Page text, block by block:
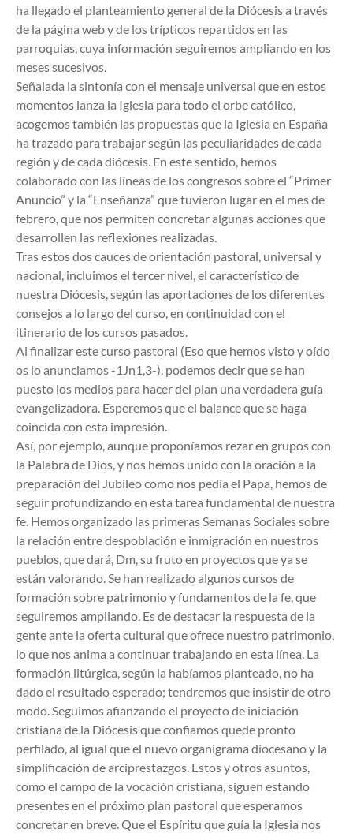
ha llegado el planteamiento general de la Diócesis a través
de la página web y de los trípticos repartidos en las
parroquias, cuya información seguiremos ampliando en los
meses sucesivos.
Señalada la sintonía con el mensaje universal que en estos
momentos lanza la Iglesia para todo el orbe católico,
acogemos también las propuestas que la Iglesia en España
ha trazado para trabajar según las peculiaridades de cada
región y de cada diócesis. En este sentido, hemos
colaborado con las líneas de los congresos sobre el “Primer
Anuncio” y la “Enseñanza” que tuvieron lugar en el mes de
febrero, que nos permiten concretar algunas acciones que
desarrollen las reflexiones realizadas.
Tras estos dos cauces de orientación pastoral, universal y
nacional, incluimos el tercer nivel, el característico de
nuestra Diócesis, según las aportaciones de los diferentes
consejos a lo largo del curso, en continuidad con el
itinerario de los cursos pasados.
Al finalizar este curso pastoral (Eso que hemos visto y oído
os lo anunciamos -1Jn1,3-), podemos decir que se han
puesto los medios para hacer del plan una verdadera guía
evangelizadora. Esperemos que el balance que se haga
coincida con esta impresión.
Así, por ejemplo, aunque proponíamos rezar en grupos con
la Palabra de Dios, y nos hemos unido con la oración a la
preparación del Jubileo como nos pedía el Papa, hemos de
seguir profundizando en esta tarea fundamental de nuestra
fe. Hemos organizado las primeras Semanas Sociales sobre
la relación entre despoblación e inmigración en nuestros
pueblos, que dará, Dm, su fruto en proyectos que ya se
están valorando. Se han realizado algunos cursos de
formación sobre patrimonio y fundamentos de la fe, que
seguiremos ampliando. Es de destacar la respuesta de la
gente ante la oferta cultural que ofrece nuestro patrimonio,
lo que nos anima a continuar trabajando en esta línea. La
formación litúrgica, según la habíamos planteado, no ha
dado el resultado esperado; tendremos que insistir de otro
modo. Seguimos afianzando el proyecto de iniciación
cristiana de la Diócesis que confiamos quede pronto
perfilado, al igual que el nuevo organigrama diocesano y la
simplificación de arciprestazgos. Estos y otros asuntos,
como el campo de la vocación cristiana, siguen estando
presentes en el próximo plan pastoral que esperamos
concretar en breve. Que el Espíritu que guía la Iglesia nos